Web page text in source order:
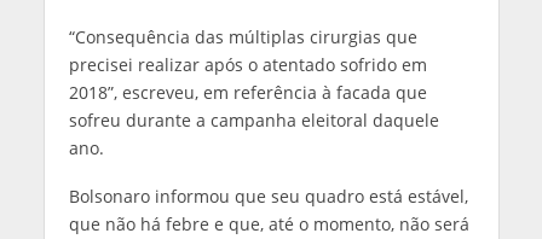
“Consequência das múltiplas cirurgias que
precisei realizar após o atentado sofrido em
2018”, escreveu, em referência à facada que
sofreu durante a campanha eleitoral daquele
ano.
Bolsonaro informou que seu quadro está estável,
que não há febre e que, até o momento, não será